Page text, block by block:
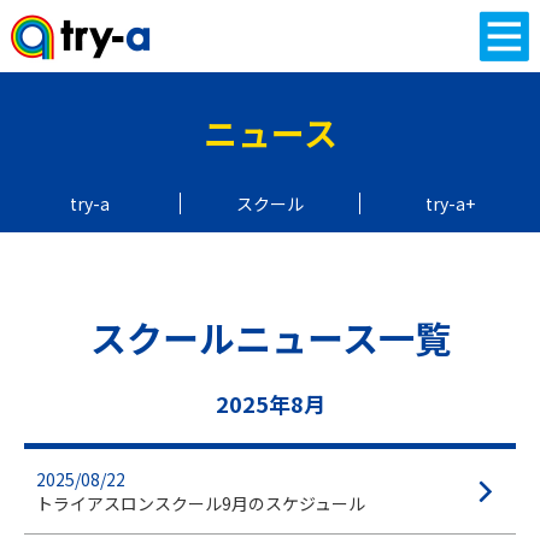
ニュース
try-a スクール try-a+
スクールニュース一覧
2025年8月
2025/08/22
トライアスロンスクール9月のスケジュール